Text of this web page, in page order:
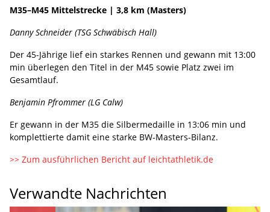
M35–M45 Mittelstrecke | 3,8 km (Masters)
Danny Schneider (TSG Schwäbisch Hall)
Der 45-Jährige lief ein starkes Rennen und gewann mit 13:00
min überlegen den Titel in der M45 sowie Platz zwei im
Gesamtlauf.
Benjamin Pfrommer (LG Calw)
Er gewann in der M35 die Silbermedaille in 13:06 min und
komplettierte damit eine starke BW-Masters-Bilanz.
>> Zum ausführlichen Bericht auf leichtathletik.de
Verwandte Nachrichten